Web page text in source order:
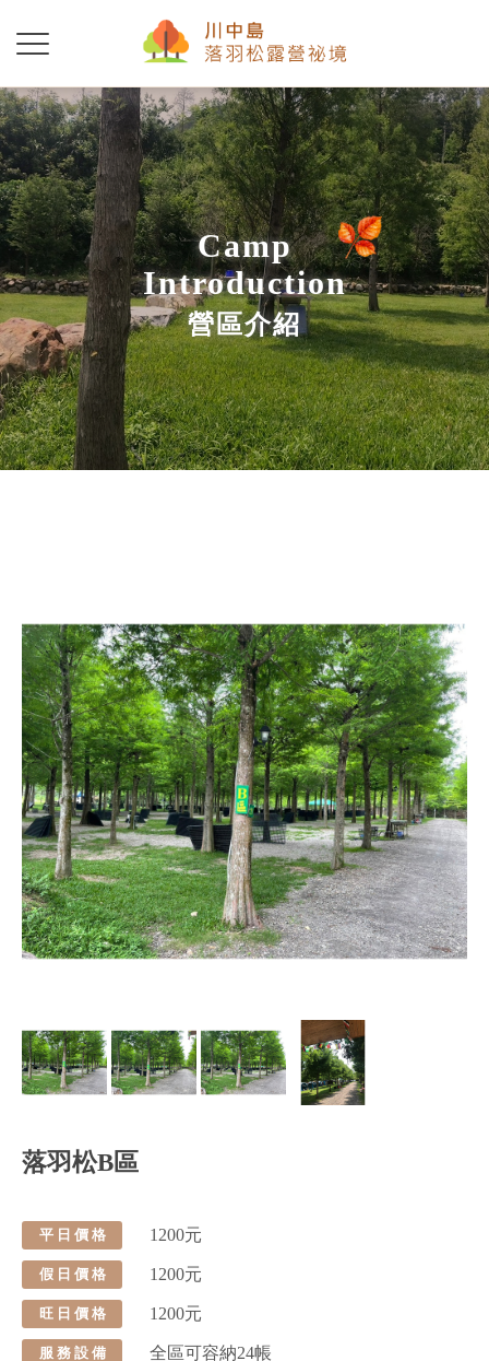
Camp
Introduction
營區介紹
落羽松B區
平 日 價 格 1200元
假 日 價 格 1200元
旺 日 價 格 1200元
服 務 設 備 全區可容納24帳